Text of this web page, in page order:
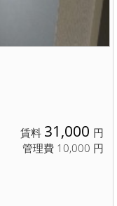
賃料 31,000 円
管理費 10,000 円